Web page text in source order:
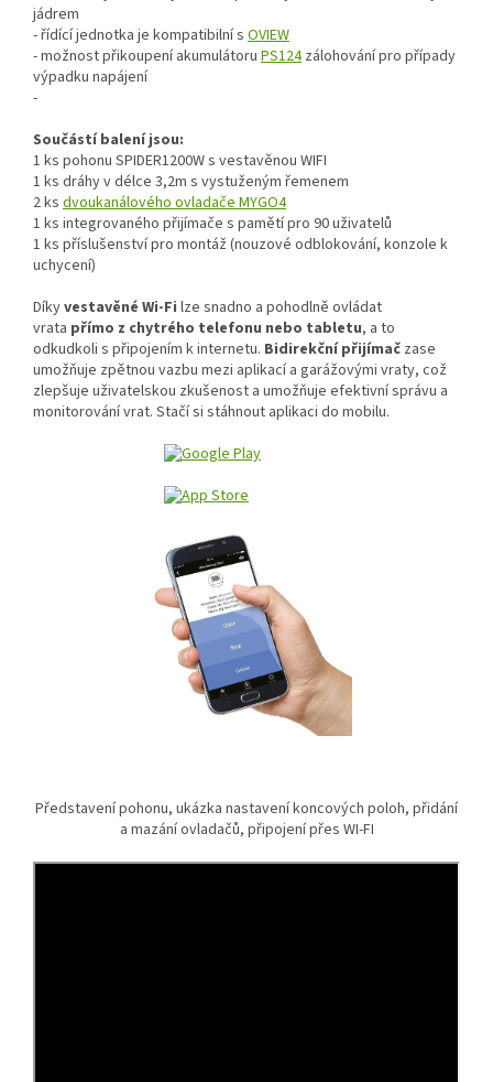
jádrem
- řídící jednotka je kompatibilní s OVIEW
- možnost přikoupení akumulátoru PS124 zálohování pro případy
výpadku napájení
-
Součástí balení jsou:
1 ks pohonu SPIDER1200W s vestavěnou WIFI
1 ks dráhy v délce 3,2m s vystuženým řemenem
2 ks dvoukanálového ovladače MYGO4
1 ks integrovaného přijímače s pamětí pro 90 uživatelů
1 ks příslušenství pro montáž (nouzové odblokování, konzole k
uchycení)
Díkyvestavěné Wi-Fi lze snadno a pohodlně ovládat
vrata přímo z chytrého telefonu nebo tabletu, a to
odkudkoli s připojením k internetu. Bidirekční přijímač zase
umožňuje zpětnou vazbu mezi aplikací a garážovými vraty, což
zlepšuje uživatelskou zkušenost a umožňuje efektivní správu a
monitorování vrat. Stačí si stáhnout aplikaci do mobilu.
Představení pohonu, ukázka nastavení koncových poloh, přidání
a mazání ovladačů, připojení přes WI-FI